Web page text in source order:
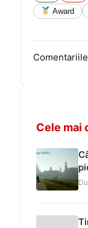
Award
Cele mai